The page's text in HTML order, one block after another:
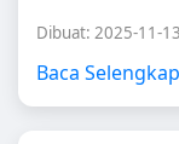
Dibuat: 2025-11-
Baca